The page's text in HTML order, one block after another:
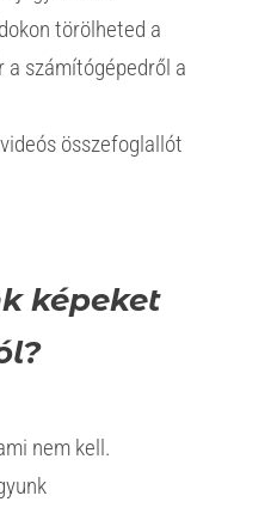
törölheted a
a számítógépedről a
összefoglallót
képeket
nem kell.